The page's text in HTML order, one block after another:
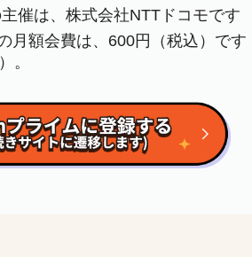
催は、株式会社NTTドコモです
月額会費は、600円（税込）です
。